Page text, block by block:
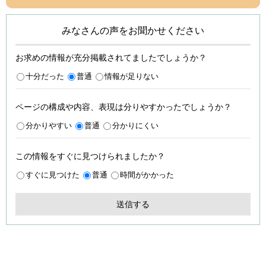
みなさんの声をお聞かせください
お求めの情報が充分掲載されてましたでしょうか？
十分だった 普通 情報が足りない
ページの構成や内容、表現は分りやすかったでしょうか？
分かりやすい 普通 分かりにくい
この情報をすぐに見つけられましたか？
すぐに見つけた 普通 時間がかかった